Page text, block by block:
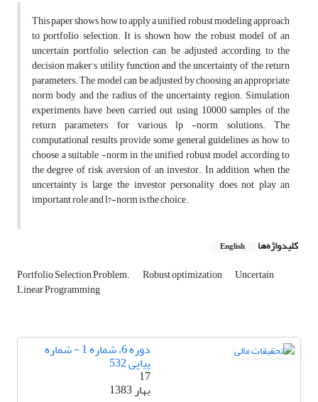
This paper shows how to apply a unified robust modeling approach
to portfolio selection. It is shown how the robust model of an
uncertain portfolio selection can be adjusted according to the
decision maker’s utility function and the uncertainty of the return
parameters. The model can be adjusted by choosing an appropriate
norm body and the radius of the uncertainty region. Simulation
experiments have been carried out using 10000 samples of the
return parameters for various lp -norm solutions. The
computational results provide some general guidelines as how to
choose a suitable -norm in the unified robust model according to
the degree of risk aversion of an investor. In addition, when the
uncertainty is large, the investor personality does not play an
important role and l?-norm is the choice.
کلیدواژه‌ها English
Portfolio Selection Problem. Robust optimization Uncertain
Linear Programming
دوره 6، شماره 1 - شماره
پیاپی 532
17
بهار 1383